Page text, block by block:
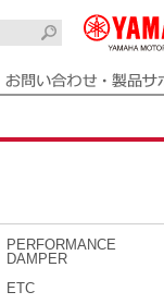
PERFORMANCE
DAMPER
ETC